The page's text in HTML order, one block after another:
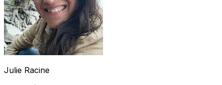
Julie Racine